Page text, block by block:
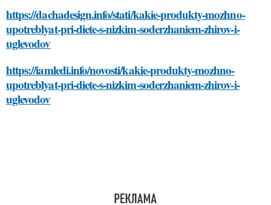
https://dachadesign.info/stati/kakie-produkty-mozhno-
upotreblyat-pri-diete-s-nizkim-soderzhaniem-zhirov-i-
uglevodov
https://iamledi.info/novosti/kakie-produkty-mozhno-
upotreblyat-pri-diete-s-nizkim-soderzhaniem-zhirov-i-
uglevodov